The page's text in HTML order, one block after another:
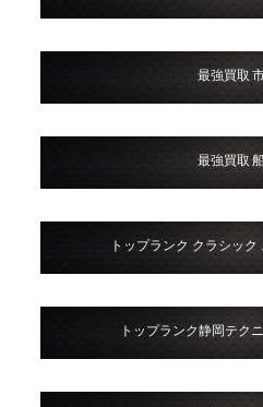
最強買取
最強買取
トップランク クラシッ
トップランク静岡テク